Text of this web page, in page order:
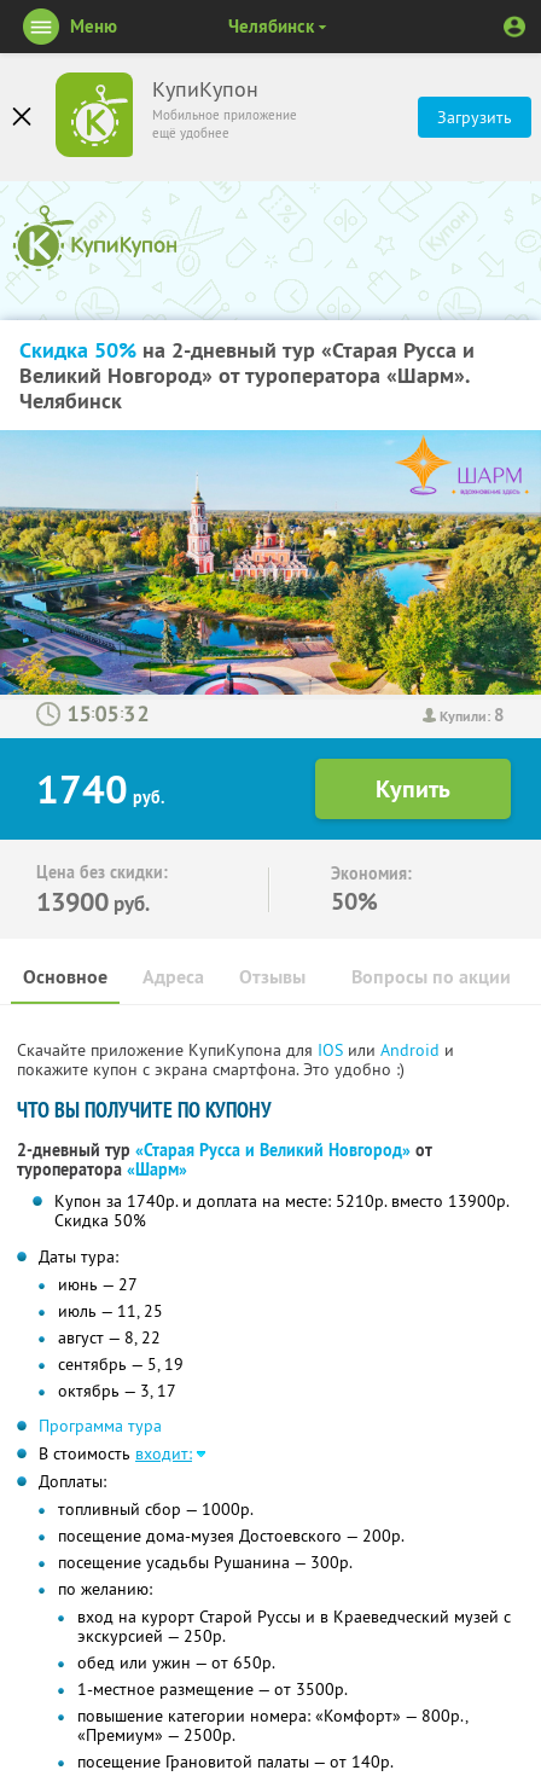
КупиКупон
Мобильное приложение
ещё удобнее
Загрузить
Меню Челябинск
Скидка 50% на 2-дневный тур «Старая Русса и
Великий Новгород» от туроператора «Шарм».
Челябинск
Купили: 8
: :
1740 руб.
Цена без скидки:
13900 руб.
Экономия:
50%
Основное Отзывы Вопросы по акции
Адреса
Скачайте приложение КупиКупона для IOS или Android и
покажите купон с экрана смартфона. Это удобно :)
ЧТО ВЫ ПОЛУЧИТЕ ПО КУПОНУ
2-дневный тур «Старая Русса и Великий Новгород» от
туроператора «Шарм»
Купон за 1740р. и доплата на месте: 5210р. вместо 13900р.
Скидка 50%
Даты тура:
июнь — 27
июль — 11, 25
август — 8, 22
сентябрь — 5, 19
октябрь — 3, 17
Программа тура
В стоимость входит:
Доплаты:
топливный сбор — 1000р.
посещение дома-музея Достоевского — 200р.
посещение усадьбы Рушанина — 300р.
по желанию:
вход на курорт Старой Руссы и в Краеведческий музей с
экскурсией — 250р.
обед или ужин — от 650р.
1-местное размещение — от 3500р.
повышение категории номера: «Комфорт» — 800р.,
«Премиум» — 2500р.
посещение Грановитой палаты — от 140р.